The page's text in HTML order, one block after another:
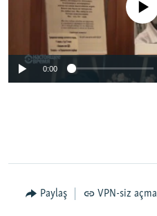
No media source
0:00
Paylaş VPN-siz